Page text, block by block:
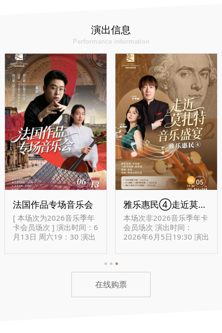
演出信息
Performance information
法国作品专场音乐会
[ 本场次为2026音乐季年
卡会员场次 ] 演出时间：6
月13日 周六19：30 演出
（市南区兰山路1号）
雅乐惠民④走近莫扎特音乐盛宴II
本场次非2026音乐季年卡
会员场次 演出时间：
2026年6月5日19:30 演出
在线购票